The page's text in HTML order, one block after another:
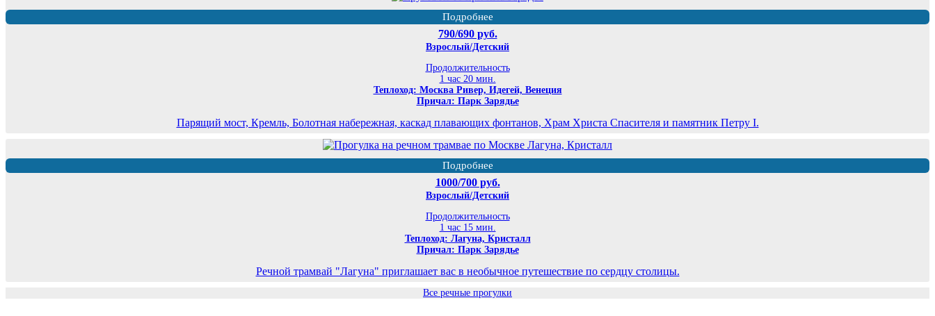
Подробнее
790/690 руб.
Взрослый/Детский
Продолжительность
1 час 20 мин.
Теплоход: Москва Ривер, Идегей, Венеция
Причал: Парк Зарядье
Парящий мост, Кремль, Болотная набережная, каскад плавающих фонтанов, Храм Христа Спасителя и памятник Петру I.
Подробнее
1000/700 руб.
Взрослый/Детский
Продолжительность
1 час 15 мин.
Теплоход: Лагуна, Кристалл
Причал: Парк Зарядье
Речной трамвай "Лагуна" приглашает вас в необычное путешествие по сердцу столицы.
Все речные прогулки